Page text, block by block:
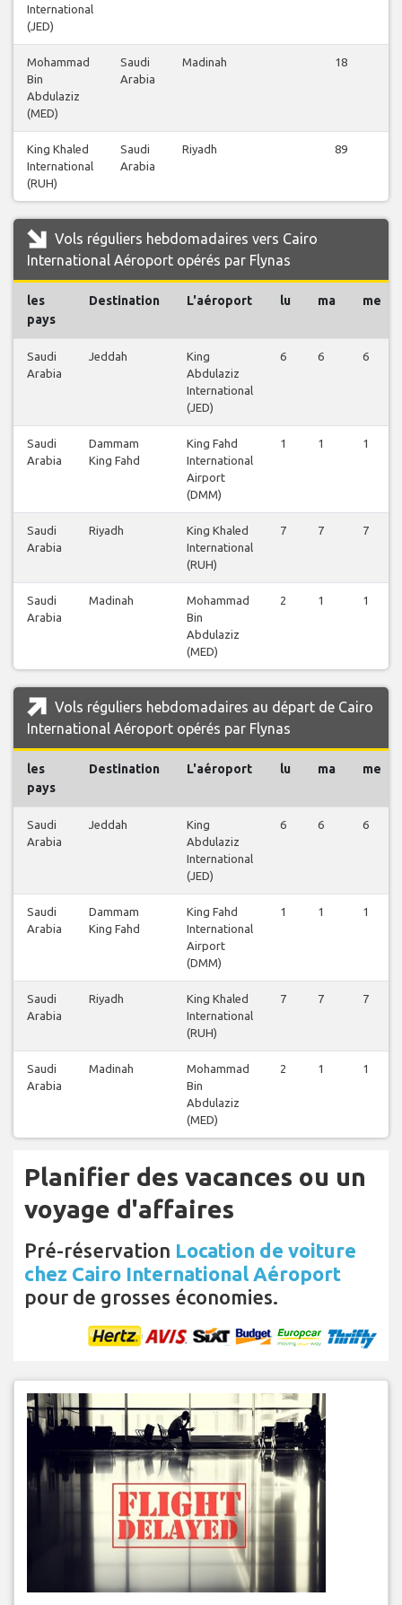
International
(JED)
Mohammad
Bin
Abdulaziz
(MED)
Saudi
Arabia
Madinah 18
King Khaled
International
(RUH)
Saudi
Arabia
Riyadh 89
Vols réguliers hebdomadaires vers Cairo
International Aéroport opérés par Flynas
les
pays
Destination L'aéroport lu ma me
Saudi
Arabia
Jeddah
King
Abdulaziz
International
(JED)
6 6 6
Saudi
Arabia
Dammam
King Fahd
King Fahd
International
Airport
(DMM)
1 1 1
Saudi
Arabia
Riyadh
King Khaled
International
(RUH)
7 7 7
Saudi
Arabia
Madinah
Mohammad
Bin
Abdulaziz
(MED)
2 1 1
Vols réguliers hebdomadaires au départ de Cairo
International Aéroport opérés par Flynas
les
pays
Destination L'aéroport lu ma me
Saudi
Arabia
Jeddah
King
Abdulaziz
International
(JED)
6 6 6
Saudi
Arabia
Dammam
King Fahd
King Fahd
International
Airport
(DMM)
1 1 1
Saudi
Arabia
Riyadh
King Khaled
International
(RUH)
7 7 7
Saudi
Arabia
Madinah
Mohammad
Bin
Abdulaziz
(MED)
2 1 1
Planifier des vacances ou un
voyage d'affaires
Pré-réservation Location de voiture
chez Cairo International Aéroport
pour de grosses économies.